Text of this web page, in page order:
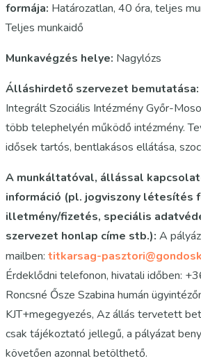
formája: Határozatlan, 40 óra, teljes
Teljes munkaidő
Munkavégzés helye: Nagylózs
Álláshirdető szervezet bemutatása:
Integrált Szociális Intézmény Győr-
több telephelyén működő intézmény.
idősek tartós, bentlakásos ellátása,
A munkáltatóval, állással
információ (pl. jogviszony létesítés
illetmény/fizetés, speciális
szervezet honlap címe stb.): A
mailben: titkarsag-
Érdeklődni telefonon, hivatali időben:
Roncsné Ősze Szabina humán
KJT+megegyezés, Az állás tervetett
csak tájékoztató jellegű, a pályázat
követően azonnal betölthető.